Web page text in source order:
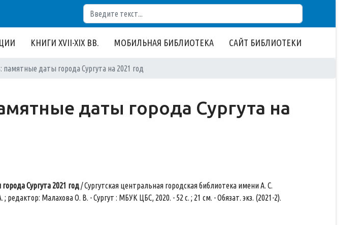
КНИГИ XVII-XIX ВВ. МОБИЛЬНАЯ БИБЛИОТЕКА САЙТ БИБЛИОТЕКИ
даты города Сургута на 2021 год
даты города Сургута на
Сургута 2021 год/ Сургутская центральная городская библиотека имени А. С.
Малахова О. В. - Сургут : МБУК ЦБС, 2020. - 52 с. ; 21 см. - Обязат. экз. (2021-2).